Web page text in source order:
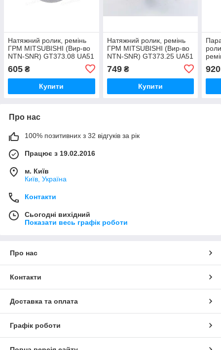
Натяжний ролик, ремінь
ГРМ MITSUBISHI (Вир-во
NTN-SNR) GT373.08 UA51
605 ₴
Купити
Натяжний ролик, ремінь
ГРМ MITSUBISHI (Вир-во
NTN-SNR) GT373.25 UA51
749₴
Купити
920
Про нас
100% позитивних з 32 відгуків за рік
Працює з 19.02.2016
м. Київ
Київ, Україна
Контакти
Сьогодні вихідний
Показати весь графік роботи
Про нас
Контакти
Доставка та оплата
Графік роботи